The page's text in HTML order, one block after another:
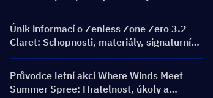
odměnami
Únik informací o Zenless Zone Zero 3.2
Claret: Schopnosti, materiály, signaturní
W-Engine a Mindscape Cinema
Průvodce letní akcí Where Winds Meet
Summer Spree: Hratelnost, úkoly a